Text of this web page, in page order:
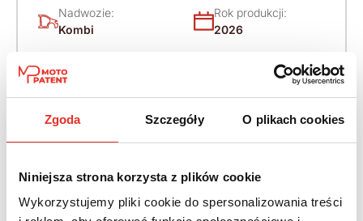
Zgoda Szczegóły O plikach cookies
Niniejsza strona korzysta z plików cookie
Wykorzystujemy pliki cookie do spersonalizowania treści
Nadwozie:
Kombi
Rok produkcji:
2026
Napęd:
Na przód
Automatyczna
Benzyna
Moc (KM):
265
Leasing netto od:
1 984 zł 156 270 zł